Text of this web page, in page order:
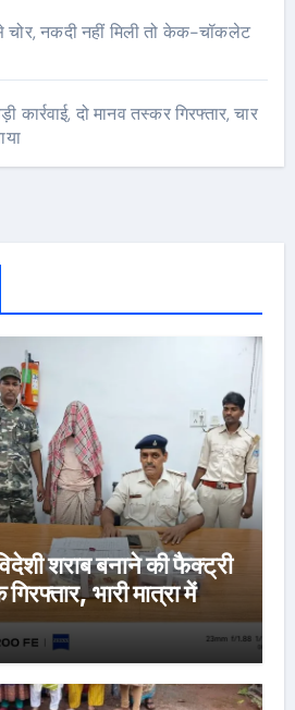
नकदी नहीं मिली तो केक-चॉकलेट
कार्रवाई, दो मानव तस्कर गिरफ्तार, चार
शराब बनाने की फैक्ट्री
भारी मात्रा में